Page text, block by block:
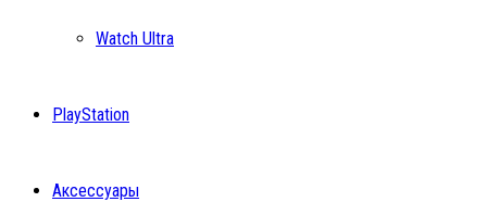
Watch Ultra
PlayStation
Аксессуары